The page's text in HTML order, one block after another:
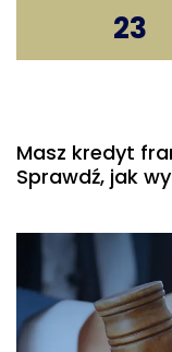
23
Masz kredyt
Sprawdź, jak